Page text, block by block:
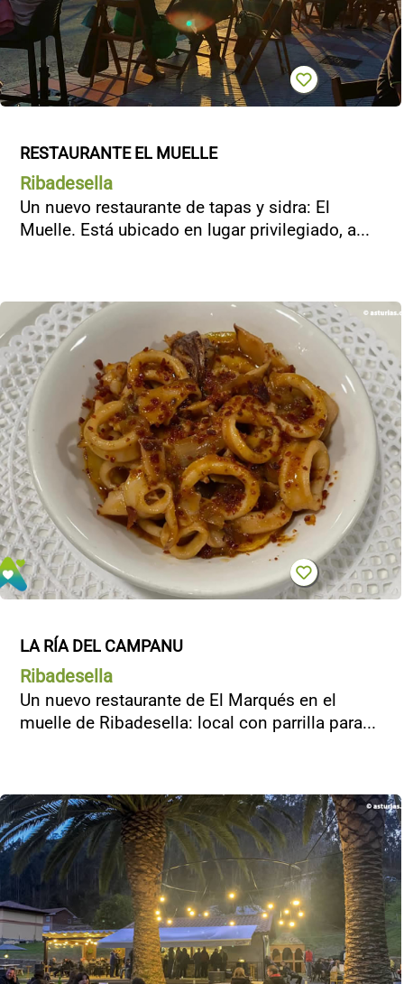
RESTAURANTE EL MUELLE
Ribadesella
Un nuevo restaurante de tapas y sidra: El
Muelle. Está ubicado en lugar privilegiado, a...
LA RÍA DEL CAMPANU
Ribadesella
Un nuevo restaurante de El Marqués en el
muelle de Ribadesella: local con parrilla para...